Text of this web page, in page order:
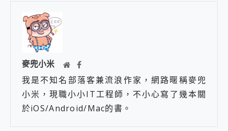
麥兜小米
我是不知名部落客兼流浪作家，網路暱稱麥兜
小米，現職小小IT工程師，不小心寫了幾本關
於iOS/Android/Mac的書。